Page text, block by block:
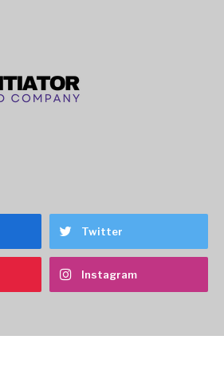
Twitter
Instagram